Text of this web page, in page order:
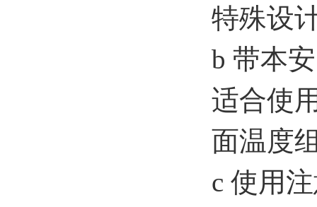
特殊设
b 带本
适合使
面温度
c 使用